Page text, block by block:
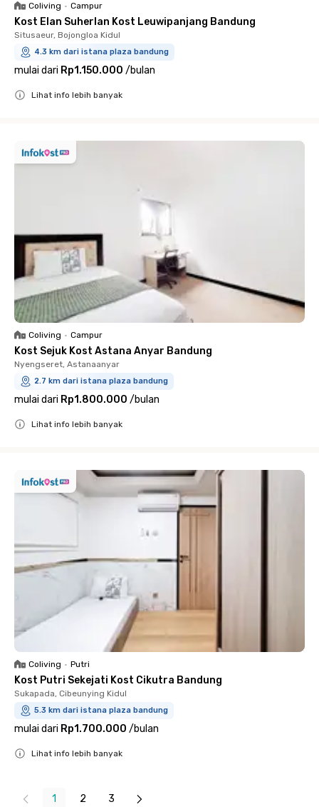
Coliving • Campur
Kost Elan Suherlan Kost Leuwipanjang Bandung
Situsaeur, Bojongloa Kidul
4.3 km dari istana plaza bandung
mulai dari Rp1.150.000 /bulan
Lihat info lebih banyak
Coliving • Campur
Kost Sejuk Kost Astana Anyar Bandung
Nyengseret, Astanaanyar
2.7 km dari istana plaza bandung
mulai dari Rp1.800.000 /bulan
Lihat info lebih banyak
Coliving • Putri
Kost Putri Sekejati Kost Cikutra Bandung
Sukapada, Cibeunying Kidul
5.3 km dari istana plaza bandung
mulai dari Rp1.700.000 /bulan
Lihat info lebih banyak
1 2 3